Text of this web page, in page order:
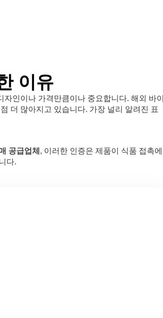
이유
인이나 가격만큼이나 중요합니다. 해외 바이
더 많아지고 있습니다. 가장 널리 알려진 표
공급업체 , 이러한 인증은 제품이 식품 접촉에
다.